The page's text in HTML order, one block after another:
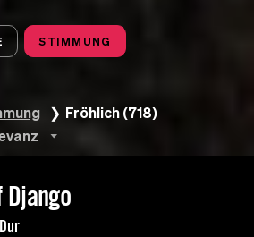
STIMMUNG
Fröhlich (718)
Django